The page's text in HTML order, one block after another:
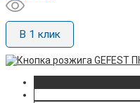
В 1 клик